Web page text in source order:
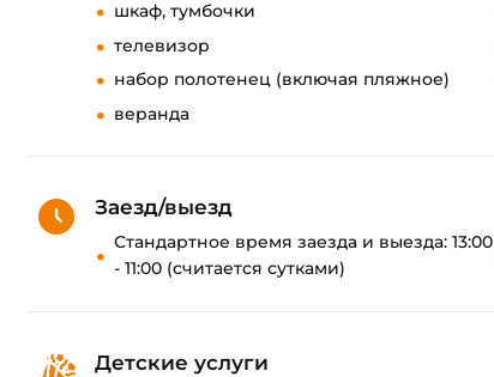
шкаф, тумбочки
телевизор
набор полотенец (включая пляжное)
веранда
Заезд/выезд
Стандартное время заезда и выезда: 13:00
- 11:00 (считается сутками)
Детские услуги